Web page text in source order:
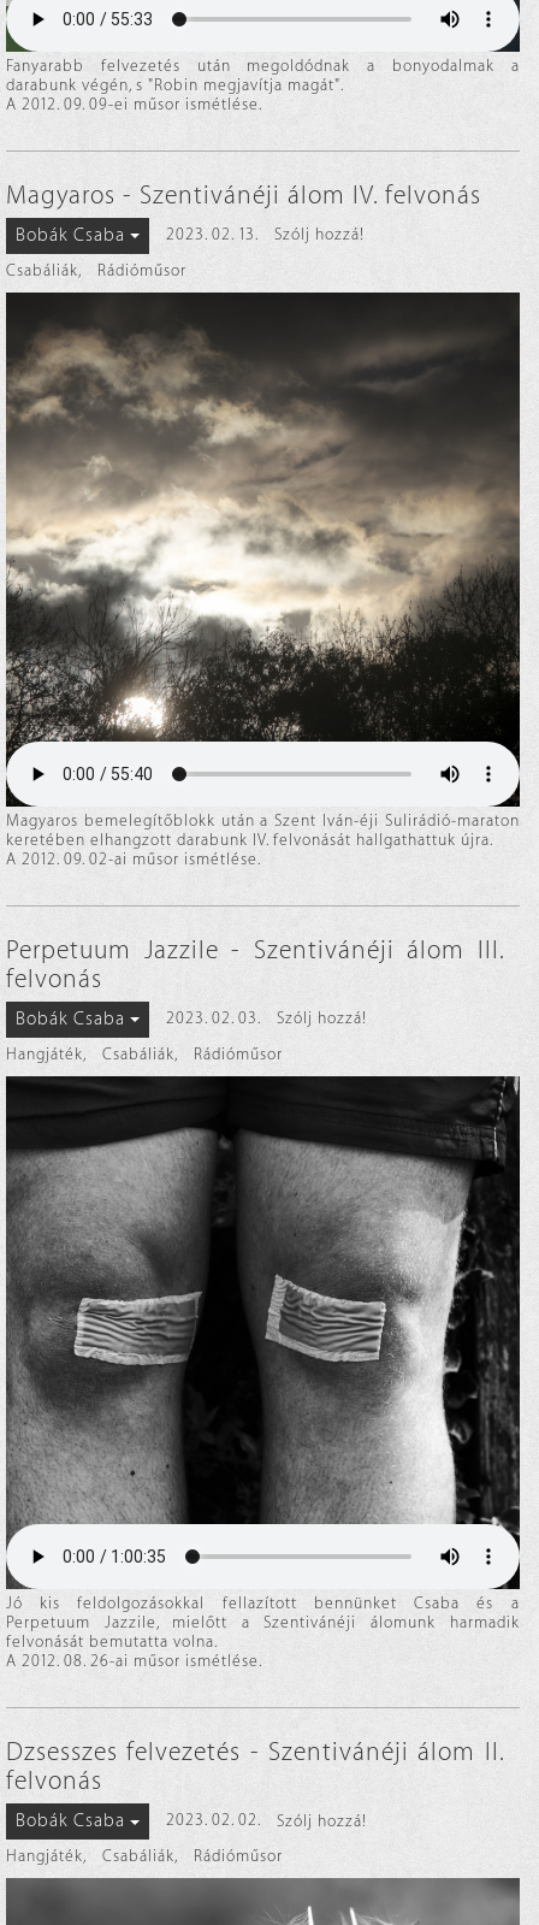
Fanyarabb felvezetés után megoldódnak a bonyodalmak a
darabunk végén, s "Robin megjavítja magát".
A 2012. 09. 09-ei műsor ismétlése.
Magyaros - Szentivánéji álom IV. felvonás
Bobák Csaba 2023. 02. 13.
Szólj hozzá!
Csabáliák, Rádióműsor
Magyaros bemelegítőblokk után a Szent Iván-éji Sulirádió-maraton
keretében elhangzott darabunk IV. felvonását hallgathattuk újra.
A 2012. 09. 02-ai műsor ismétlése.
Perpetuum Jazzile - Szentivánéji álom III.
felvonás
Bobák Csaba 2023. 02. 03.
Szólj hozzá!
Hangjáték, Csabáliák, Rádióműsor
Jó kis feldolgozásokkal fellazított bennünket Csaba és a
Perpetuum Jazzile, mielőtt a Szentivánéji álomunk harmadik
felvonását bemutatta volna.
A 2012. 08. 26-ai műsor ismétlése.
Dzsesszes felvezetés - Szentivánéji álom II.
felvonás
Bobák Csaba 2023. 02. 02.
Szólj hozzá!
Hangjáték, Csabáliák, Rádióműsor